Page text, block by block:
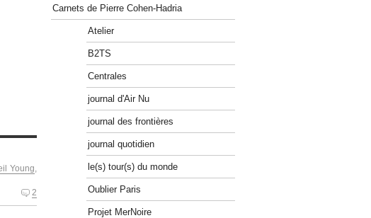
Young
2
Carnets de Pierre Cohen-Hadria
Atelier
B2TS
Centrales
journal d'Air Nu
journal des frontières
journal quotidien
le(s) tour(s) du monde
Oublier Paris
Projet MerNoire